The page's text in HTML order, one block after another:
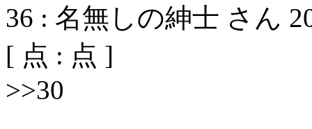
36 : 名無しの紳士 さん
[ 点 : 点 ]
>>30